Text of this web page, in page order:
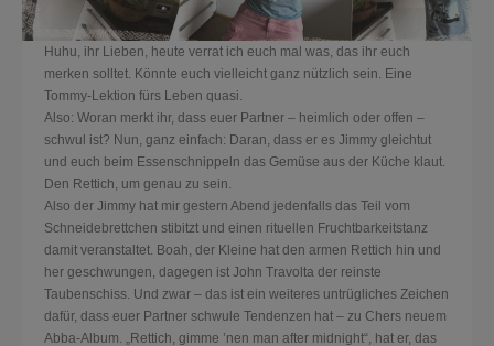
Huhu, ihr Lieben, heute verrat ich euch mal was, das ihr euch
merken solltet. Könnte euch vielleicht ganz nützlich sein. Eine
Tommy-Lektion fürs Leben quasi.
Also: Woran merkt ihr, dass euer Partner – heimlich oder offen –
schwul ist? Nun, ganz einfach: Daran, dass er es Jimmy gleichtut
und euch beim Essenschnippeln das Gemüse aus der Küche klaut.
Den Rettich, um genau zu sein.
Also der Jimmy hat mir gestern Abend jedenfalls das Teil vom
Schneidebrettchen stibitzt und einen rituellen Fruchtbarkeitstanz
damit veranstaltet. Boah, der Kleine hat den armen Rettich hin und
her geschwungen, dagegen ist John Travolta der reinste
Taubenschiss. Und zwar – das ist ein weiteres untrügliches Zeichen
dafür, dass euer Partner schwule Tendenzen hat – zu Chers neuem
Abba-Album. „Rettich, gimme ’nen man after midnight“, hat er, das